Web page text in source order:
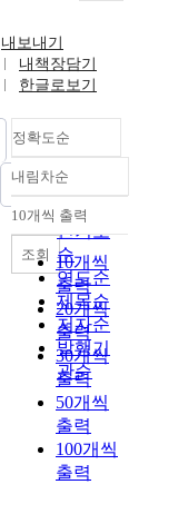
내보내기
내책장담기
한글로보기
정확도순
정확도
순
인기도
순
연도순
제목순
저자순
발행기
관순
내림차순
내림차순
10개씩 출력
10개씩
출력
20개씩
출력
30개씩
출력
50개씩
출력
100개씩
출력
조회